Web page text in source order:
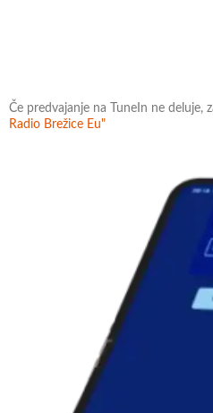
Če predvajanje na TuneIn ne deluje,
Radio Brežice Eu"